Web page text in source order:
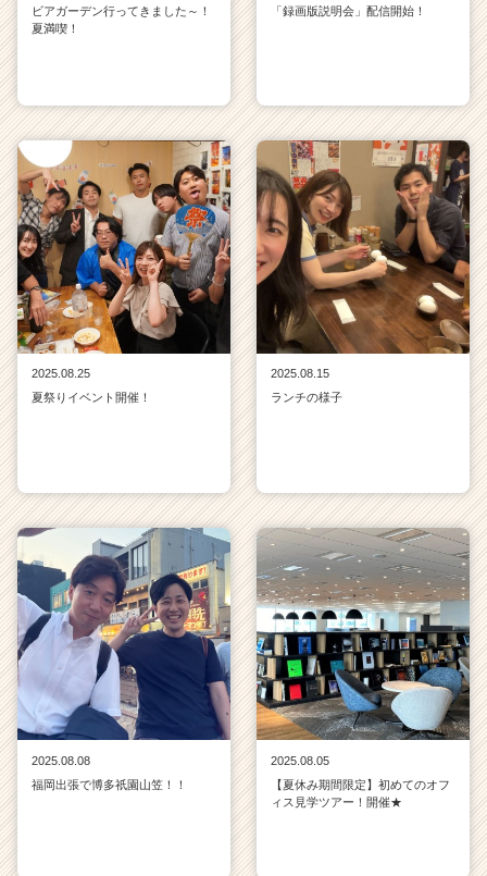
ビアガーデン行ってきました～！
夏満喫！
「録画版説明会」配信開始！
2025.08.25
夏祭りイベント開催！
2025.08.15
ランチの様子
2025.08.08
福岡出張で博多祇園山笠！！
2025.08.05
【夏休み期間限定】初めてのオフ
ィス見学ツアー！開催★